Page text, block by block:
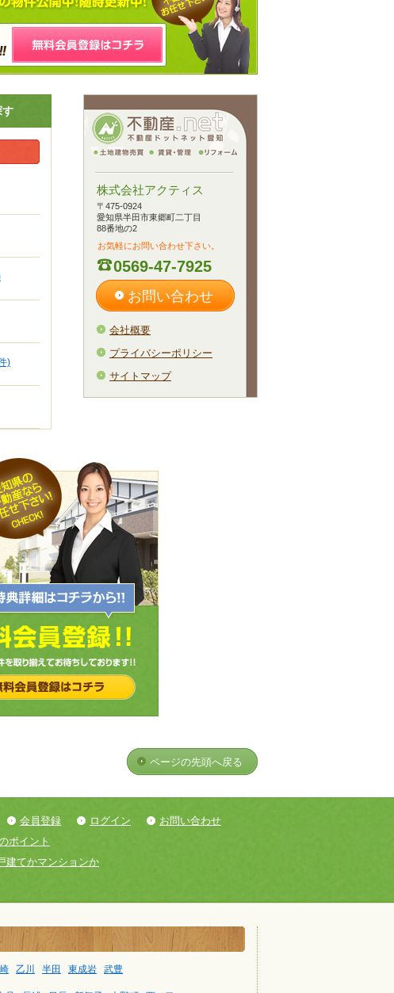
す
)
株式会社アクティス
〒475-0924
愛知県半田市東郷町二丁目
88番地の2
お気軽にお問い合わせ下さい。
0569-47-7925
お問い合わせ
会社概要
プライバシーポリシー
サイトマップ
ページの先頭へ戻る
会員登録 ログイン
お問い合わせ
ポイント
建てかマンションか
乙川 半田 東成岩 武豊